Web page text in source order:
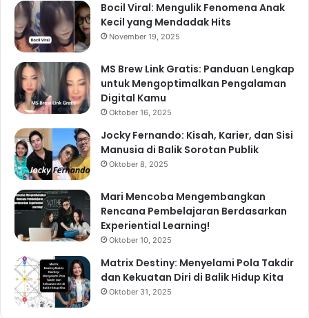
Bocil Viral: Mengulik Fenomena Anak
Kecil yang Mendadak Hits
November 19, 2025
MS Brew Link Gratis: Panduan Lengkap
untuk Mengoptimalkan Pengalaman
Digital Kamu
Oktober 16, 2025
Jocky Fernando: Kisah, Karier, dan Sisi
Manusia di Balik Sorotan Publik
Oktober 8, 2025
Mari Mencoba Mengembangkan
Rencana Pembelajaran Berdasarkan
Experiential Learning!
Oktober 10, 2025
Matrix Destiny: Menyelami Pola Takdir
dan Kekuatan Diri di Balik Hidup Kita
Oktober 31, 2025